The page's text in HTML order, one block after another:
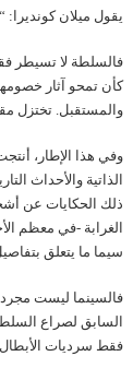
يقول ميلان
فالسلطة لا تسيطر
كأن تمحو آثار
والمستقبل. تختزل
وفي هذا الإطار،
الذاتية والأحداث
ذلك الحكايات عن
الغرابة -في معظم
سيما ما يتعلق
فالسينما ليست مجرد
السابق لصراع
فقط سرديات